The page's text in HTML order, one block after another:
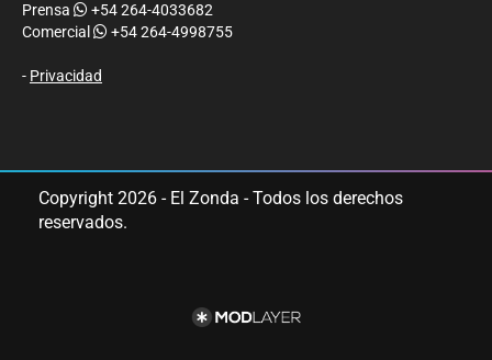
Prensa
+54 264-4033682
Comercial
+54 264-4998755
- Privacidad
Copyright 2026 - El Zonda - Todos los derechos
reservados.